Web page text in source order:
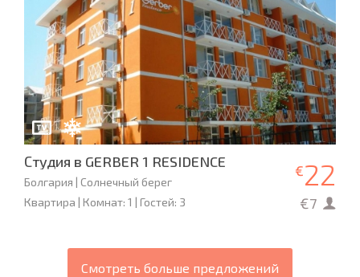
Студия в GERBER 1 RESIDENCE
Болгария | Солнечный берег
Квартира | Комнат: 1 | Гостей: 3
€22
€7
Смотреть больше предложений